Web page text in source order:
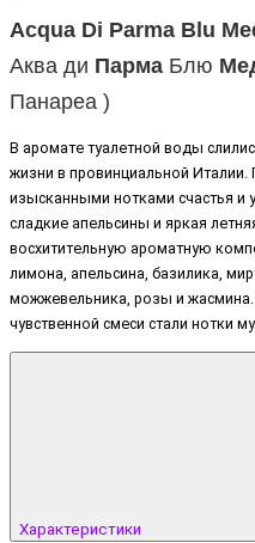
Acqua Di Parma Blu
Аква ди Парма Блю
Панареа )
В аромате туалетной воды
жизни в провинциальной
изысканными нотками счастья и
сладкие апельсины и яркая
восхитительную ароматную
лимона, апельсина, базилика,
можжевельника, розы и
чувственной смеси стали нотки
Характеристики